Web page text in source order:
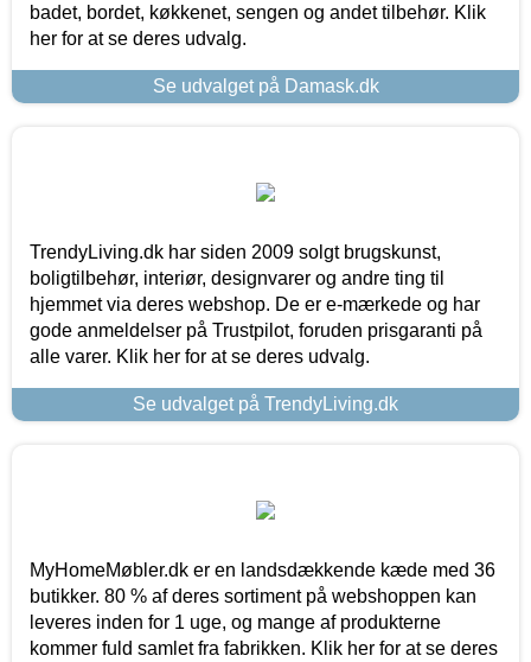
badet, bordet, køkkenet, sengen og andet tilbehør. Klik
her for at se deres udvalg.
Se udvalget på Damask.dk
TrendyLiving.dk har siden 2009 solgt brugskunst,
boligtilbehør, interiør, designvarer og andre ting til
hjemmet via deres webshop. De er e-mærkede og har
gode anmeldelser på Trustpilot, foruden prisgaranti på
alle varer. Klik her for at se deres udvalg.
Se udvalget på TrendyLiving.dk
MyHomeMøbler.dk er en landsdækkende kæde med 36
butikker. 80 % af deres sortiment på webshoppen kan
leveres inden for 1 uge, og mange af produkterne
kommer fuld samlet fra fabrikken. Klik her for at se deres